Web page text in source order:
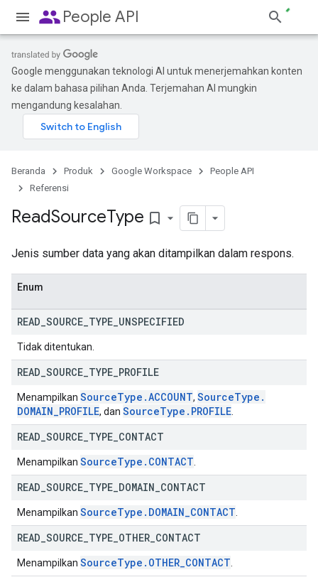
peoplePeople API
Google menggunakan teknologi AI untuk menerjemahkan konten
ke dalam bahasa pilihan Anda. Terjemahan AI mungkin
mengandung kesalahan.
Beranda Produk Google Workspace
People API
Referensi
ReadSourceType bookmark_border
Jenis sumber data yang akan ditampilkan dalam respons.
Enum
READ SOURCE TYPE UNSPECIFIED
Tidak ditentukan.
READ SOURCE TYPE PROFILE
Menampilkan SourceType .ACCOUNT, SourceType .
DOMAIN_PROFILE, dan SourceType . PROFILE
READ SOURCE TYPE CONTACT
Menampilkan SourceType . CONTACT
READ SOURCE TYPE DOMAIN CONTACT
Menampilkan SourceType . DOMAIN_CONTACT
READ SOURCE TYPE OTHER CONTACT
Menampilkan SourceType . OTHER_CONTACT